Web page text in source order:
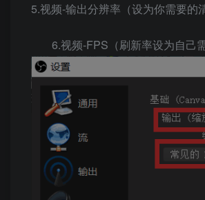
5.视频-输出分辨率（设为你需要的
6.视频-FPS（刷新率设为自己